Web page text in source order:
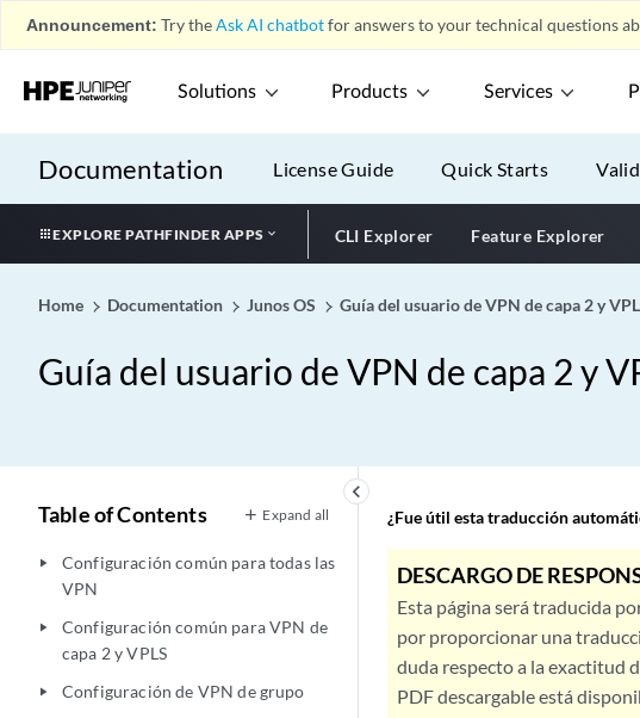
Announcement: Try theAsk AI chatbotfor answers to your technical questions
Solutions Products Services
Documentation License Guide Quick Starts
EXPLORE PATHFINDER APPS CLI Explorer Feature Explorer
Home Documentation Junos OS Guía del usuario de VPN de capa 2 y
Guía del usuario de VPN de capa 2 y
keyboard_arrow_left
Table of Contents Expand all
play_arrow
Configuración común para todas las
VPN
play_arrow
Configuración común para VPN de
capa 2 y VPLS
play_arrow Configuración de VPN de grupo
¿Fue útil esta traducción
DESCARGO DE
Esta página será traducida
por proporcionar una
duda respecto a la exactitud
PDF descargable está